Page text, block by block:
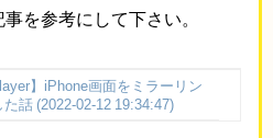
を参考にして下さい。
】iPhone画面をミラーリン
話 (2022-02-12 19:34:47)